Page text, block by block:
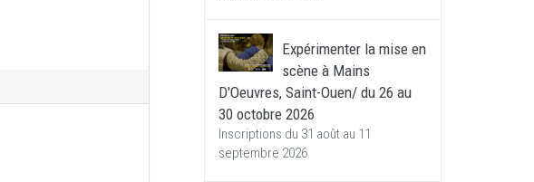
Expérimenter la mise en
scène à Mains
D'Oeuvres, Saint-Ouen/ du 26 au
30 octobre 2026
Inscriptions du 31 août au 11
septembre 2026